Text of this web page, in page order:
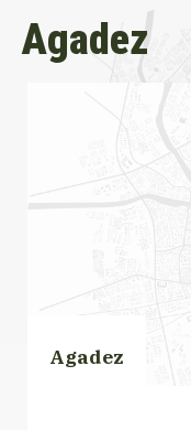
Agadez
Agadez